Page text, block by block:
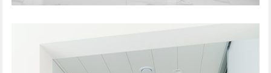
SISÄOVI STEADY 411 JA DALLAS PAINIKE